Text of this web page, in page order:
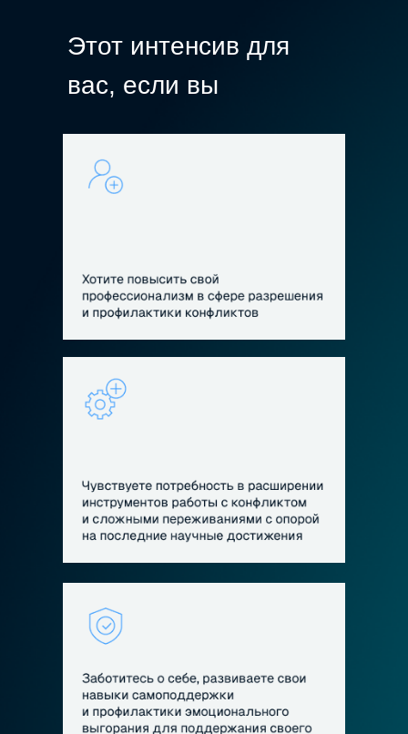
Этот интенсив для
вас, если вы